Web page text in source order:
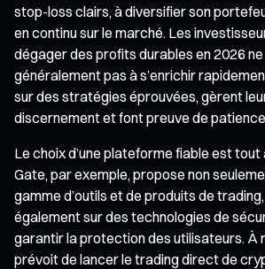
stop-loss clairs, à diversifier son
en continu sur le marché. Les
dégager des profits durables en 2026
généralement pas à s’enrichir
sur des stratégies éprouvées, gèrent
discernement et font preuve de
Le choix d’une plateforme fiable est tout
Gate, par exemple, propose non
gamme d’outils et de produits de trading,
également sur des technologies de
garantir la protection des utilisateurs. À
prévoit de lancer le trading direct de